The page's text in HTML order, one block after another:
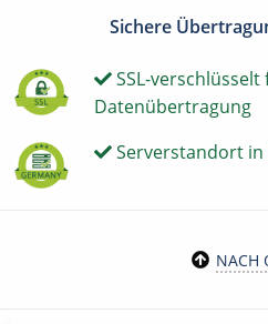
Sichere
SSL-verschlüsselt
Datenübertragung
Serverstandort in
NACH